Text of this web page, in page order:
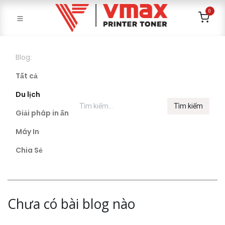
0
Blog:
Tất cả
Du lịch
Giải pháp in ấn
Máy In
Chia Sẻ
Tìm kiếm
Chưa có bài blog nào